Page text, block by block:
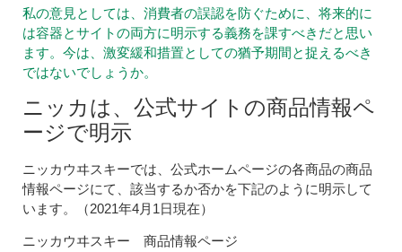
私の意見としては、消費者の誤認を防ぐために、将来的に
は容器とサイトの両方に明示する義務を課すべきだと思い
ます。今は、激変緩和措置としての猶予期間と捉えるべき
ではないでしょうか。
ニッカは、公式サイトの商品情報ペ
ージで明示
ニッカウヰスキーでは、公式ホームページの各商品の商品
情報ページにて、該当するか否かを下記のように明示して
います。（2021年4月1日現在）
ニッカウヰスキー 商品情報ページ